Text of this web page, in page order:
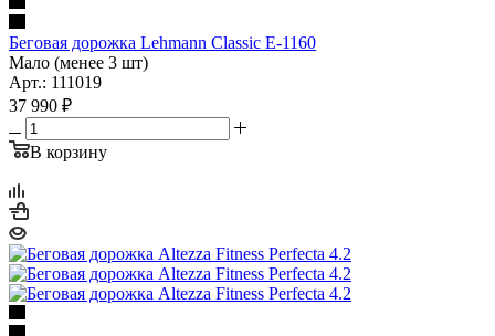
Беговая дорожка Lehmann Classic E-1160
Мало (менее 3 шт)
Арт.: 111019
37 990 ₽
В корзину